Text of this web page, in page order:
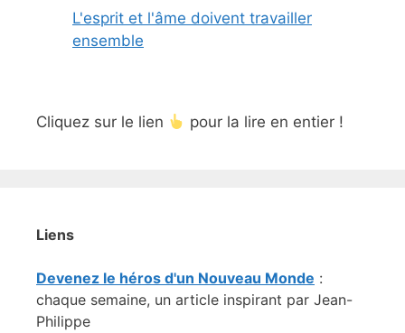
L'esprit et l'âme doivent travailler
ensemble
Cliquez sur le lien pour la lire en entier !
Liens
Devenez le héros d'un Nouveau Monde :
chaque semaine, un article inspirant par Jean-
Philippe